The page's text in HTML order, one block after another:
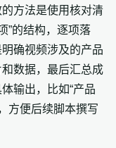
方法是使用核对清
”的结构，逐项落
确视频涉及的产品
数据，最后汇总成
输出，比如“产品
方便后续脚本撰写